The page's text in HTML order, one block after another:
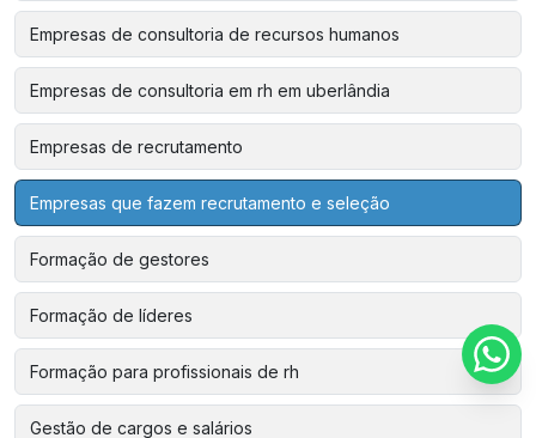
Empresas de consultoria de recursos humanos
Empresas de consultoria em rh em uberlândia
Empresas de recrutamento
Empresas que fazem recrutamento e seleção
Formação de gestores
Formação de líderes
Formação para profissionais de rh
Gestão de cargos e salários